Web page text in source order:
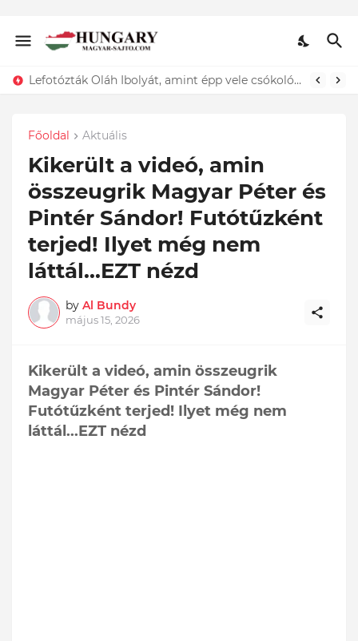
Lefotózták Oláh Ibolyát, amint épp vele csókolózik - EZT nem hiszed el, kinek a karjában kötött ki...ÍME
Főoldal Aktuális
Kikerült a videó, amin
összeugrik Magyar Péter és
Pintér Sándor! Futótűzként
terjed! Ilyet még nem
láttál...EZT nézd
by Al Bundy
május 15, 2026
Kikerült a videó, amin összeugrik
Magyar Péter és Pintér Sándor!
Futótűzként terjed! Ilyet még nem
láttál...EZT nézd